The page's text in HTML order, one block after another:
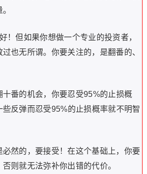
！但如果你想做一个专业的投资者，
也无所谓。你要关注的，是翻番的、
十番的机会，你要忍受95%的止损概
反弹而忍受95%的止损概率就不明智
必然的，要接受！在这个基础上，你要
则就无法弥补你出错的代价。